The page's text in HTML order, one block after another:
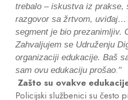
trebalo – iskustva iz prakse,
razgovor sa žrtvom, uviđaj…
segment je bio prezanimljiv.
Zahvaljujem se Udruženju
organizaciji edukacije. Baš
sam ovu edukaciju prošao.”
Zašto su ovakve
Policijski službenici su često